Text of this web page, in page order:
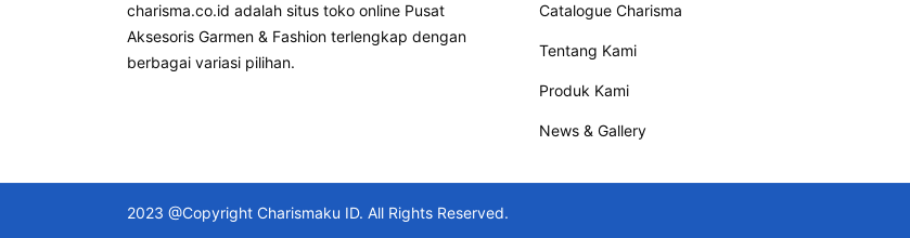
charisma.co.id adalah situs toko online Pusat
Aksesoris Garmen & Fashion terlengkap dengan
berbagai variasi pilihan.
Catalogue Charisma
Tentang Kami
Produk Kami
News & Gallery
2023 @Copyright Charismaku ID. All Rights Reserved.